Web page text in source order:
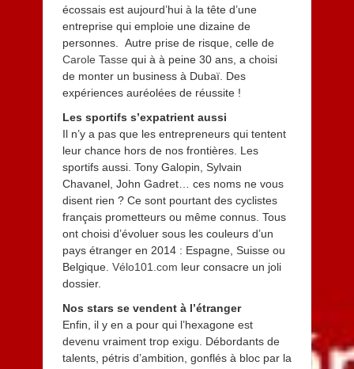
écossais est aujourd’hui à la tête d’une
entreprise qui emploie une dizaine de
personnes. Autre prise de risque, celle de
Carole Tasse qui à à peine 30 ans, a choisi
de monter un business à Dubaï. Des
expériences auréolées de réussite !
Les sportifs s’expatrient aussi
Il n’y a pas que les entrepreneurs qui tentent
leur chance hors de nos frontières. Les
sportifs aussi. Tony Galopin, Sylvain
Chavanel, John Gadret… ces noms ne vous
disent rien ? Ce sont pourtant des cyclistes
français prometteurs ou même connus. Tous
ont choisi d’évoluer sous les couleurs d’un
pays étranger en 2014 : Espagne, Suisse ou
Belgique. Vélo101.com leur consacre un joli
dossier.
Nos stars se vendent à l’étranger
Enfin, il y en a pour qui l’hexagone est
devenu vraiment trop exigu. Débordants de
talents, pétris d’ambition, gonflés à bloc par la